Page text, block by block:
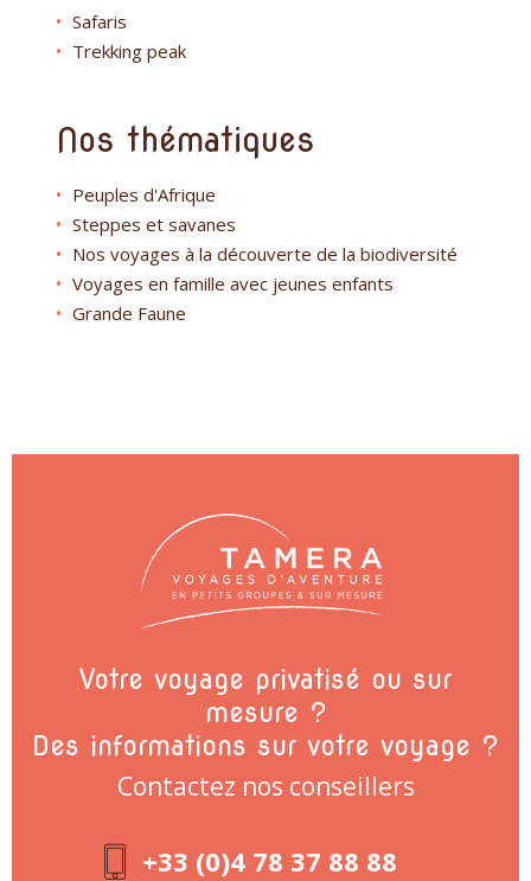
Safaris
Trekking peak
Nos thématiques
Peuples d'Afrique
Steppes et savanes
Nos voyages à la découverte de la biodiversité
Voyages en famille avec jeunes enfants
Grande Faune
Votre voyage privatisé ou sur
mesure ?
Des informations sur votre voyage ?
Contactez nos conseillers
+33 (0)4 78 37 88 88